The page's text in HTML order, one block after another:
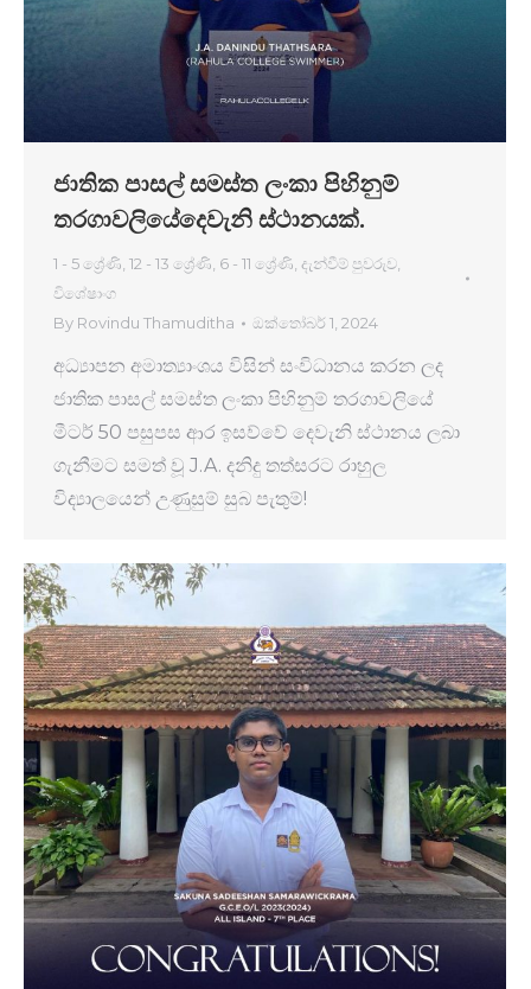
ජාතික පාසල් සමස්ත ලංකා පිහිනුම්
තරගාවලියේදෙවැනි ස්ථානයක්.
1 - 5 ශ්‍රේණි 12 - 13 ශ්‍රේණි 6 - 11 ශ්‍රේණි දැන්වීම් පුවරුව
විශේෂාංග
By Rovindu Thamuditha ඔක්තෝබර් 1, 2024
අධ්‍යාපන අමාත්‍යාංශය විසින් සංවිධානය කරන ලද
ජාතික පාසල් සමස්ත ලංකා පිහිනුම් තරගාවලියේ
මීටර් 50 පසුපස ආර ඉසව්වේ දෙවැනි ස්ථානය ලබා
ගැනීමට සමත් වූ J.A. දනිදු තත්සරට රාහුල
විද්‍යාලයෙන් උණුසුම් සුබ පැතුම්!